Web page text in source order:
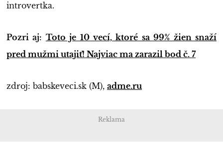
introvertka.
Pozri aj: Toto je 10 vecí, ktoré sa 99% žien snaží
pred mužmi utajiť! Najviac ma zarazil bod č. 7
zdroj: babskeveci.sk (M), adme.ru
Reklama